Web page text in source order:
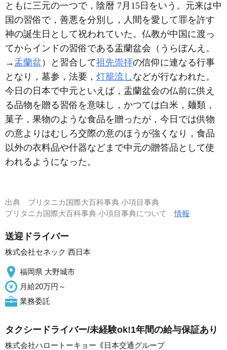
ともに三元の一つで，陰暦 7月15日をいう。元来は中
国の習俗で，善悪を分別し，人間を愛して罪を許す
神の誕生日として祝われていた。仏教が中国に渡っ
てからインドの習俗である盂蘭盆会（うらぼんえ。
→ 盂蘭盆 ）と習合して祖先崇拝の信仰に連なる行事
となり，墓参，法要， 灯籠流し などが行なわれた。
今日の日本で中元といえば，盂蘭盆会の仏前に供え
る品物を贈る習俗を意味し，かつては白米，麺類，
菓子，果物のような食品を贈ったが，今日では供物
の意よりはむしろ交際の意のほうが強くなり，食品
以外の衣料品や什器などまで中元の贈答品として使
われるようになった。
出典 ブリタニカ国際大百科事典 小項目事典
ブリタニカ国際大百科事典 小項目事典について情報
送迎ドライバー
株式会社セネック 西日本
福岡県 大野城市
月給20万円～
業務委託
タクシードライバー/未経験ok!1年間の給与保証あり
株式会社ハロートーキョー｟日本交通グループ